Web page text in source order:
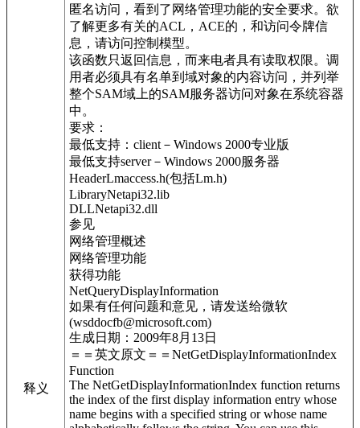
释义
匿名访问，看到了网络管理功能的安全要求。欲
了解更多有关的ACL，ACE的，和访问令牌信
息，请访问控制模型。
该函数只返回信息，而来电者具有读取权限。调
用者必须具有名单到域对象的内容访问，并列举
整个SAM域上的SAM服务器访问对象在系统容器
中。
要求：
最低支持：client－Windows 2000专业版
最低支持server－Windows 2000服务器
HeaderLmaccess.h(包括Lm.h)
LibraryNetapi32.lib
DLLNetapi32.dll
参见
网络管理概述
网络管理功能
获得功能
NetQueryDisplayInformation
如果有任何问题和意见，请发送给微软
(wsddocfb@microsoft.com)
生成日期：2009年8月13日
＝＝英文原文＝＝NetGetDisplayInformationIndex
Function
The NetGetDisplayInformationIndex function returns
the index of the first display information entry whose
name begins with a specified string or whose name